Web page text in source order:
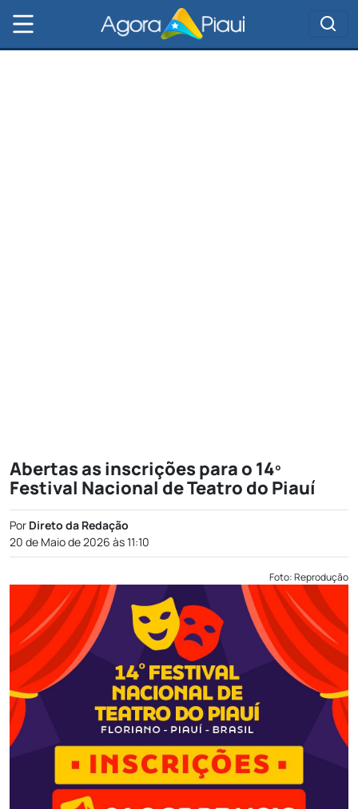
Abertas as inscrições para o 14º
Festival Nacional de Teatro do Piauí
Por Direto da Redação
20 de Maio de 2026 às 11:10
Foto: Reprodução